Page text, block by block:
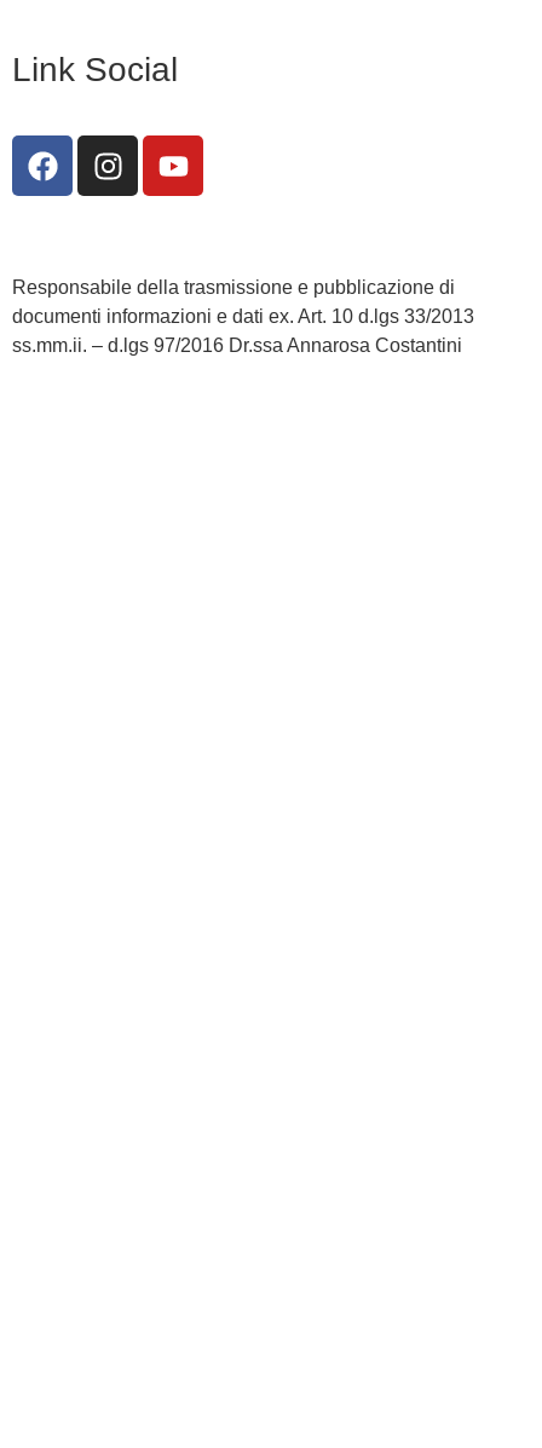
Link Social
Responsabile della trasmissione e pubblicazione di
documenti informazioni e dati ex. Art. 10 d.lgs 33/2013
ss.mm.ii. – d.lgs 97/2016 Dr.ssa Annarosa Costantini